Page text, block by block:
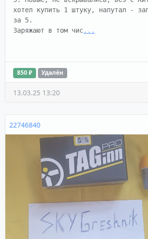
хотел купить 1 штуку, напутал -
за 5.
Заряжают в том чис...
850 ₽ Удалён
13.03.25 13:20
22746840